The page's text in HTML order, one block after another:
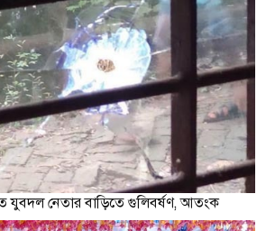
যুবদল নেতার বাড়িতে গুলিবর্ষণ, আতংক